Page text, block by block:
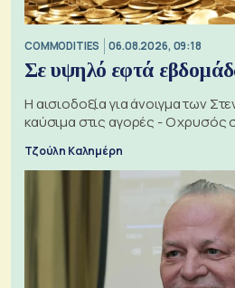
COMMODITIES 06.08.2026, 09:18
Σε υψηλό εφτά
Η αισιοδοξία για άνοιγμα των
καύσιμα στις αγορές - Ο χρυσός
Τζούλη Καλημέρη